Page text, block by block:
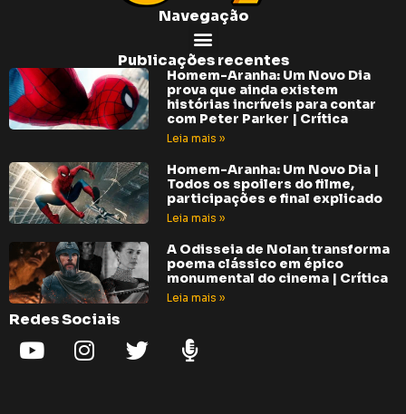
Navegação
Publicações recentes
Homem-Aranha: Um Novo Dia
prova que ainda existem
histórias incríveis para contar
com Peter Parker | Crítica
Leia mais »
Homem-Aranha: Um Novo Dia |
Todos os spoilers do filme,
participações e final explicado
Leia mais »
A Odisseia de Nolan transforma
poema clássico em épico
monumental do cinema | Crítica
Leia mais »
Redes Sociais